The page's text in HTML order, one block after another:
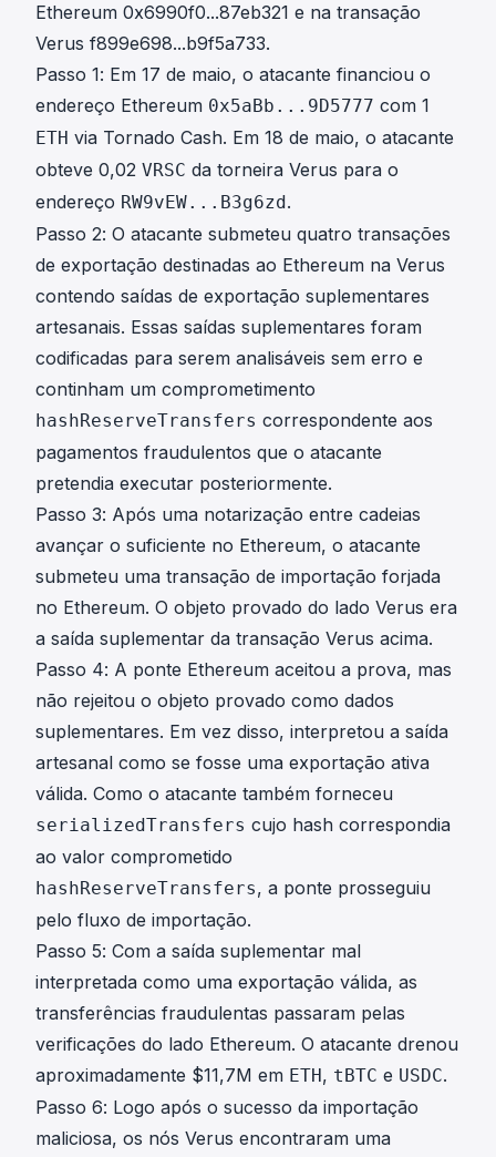
Ethereum 0x6990f0...87eb321 e na transação
Verus f899e698...b9f5a733.
Passo 1: Em 17 de maio, o atacante financiou o
endereço Ethereum 0x5aBb...9D5777 com 1
ETH via Tornado Cash. Em 18 de maio, o atacante
obteve 0,02 VRSC da torneira Verus para o
endereço RW9vEW...B3g6zd.
Passo 2: O atacante submeteu quatro transações
de exportação destinadas ao Ethereum na Verus
contendo saídas de exportação suplementares
artesanais. Essas saídas suplementares foram
codificadas para serem analisáveis sem erro e
continham um comprometimento
hashReserveTransfers correspondente aos
pagamentos fraudulentos que o atacante
pretendia executar posteriormente.
Passo 3: Após uma notarização entre cadeias
avançar o suficiente no Ethereum, o atacante
submeteu uma transação de importação forjada
no Ethereum. O objeto provado do lado Verus era
a saída suplementar da transação Verus acima.
Passo 4: A ponte Ethereum aceitou a prova, mas
não rejeitou o objeto provado como dados
suplementares. Em vez disso, interpretou a saída
artesanal como se fosse uma exportação ativa
válida. Como o atacante também forneceu
serializedTransfers cujo hash correspondia
ao valor comprometido
hashReserveTransfers, a ponte prosseguiu
pelo fluxo de importação.
Passo 5: Com a saída suplementar mal
interpretada como uma exportação válida, as
transferências fraudulentas passaram pelas
verificações do lado Ethereum. O atacante drenou
aproximadamente $11,7M em ETH, tBTC e USDC.
Passo 6: Logo após o sucesso da importação
maliciosa, os nós Verus encontraram uma